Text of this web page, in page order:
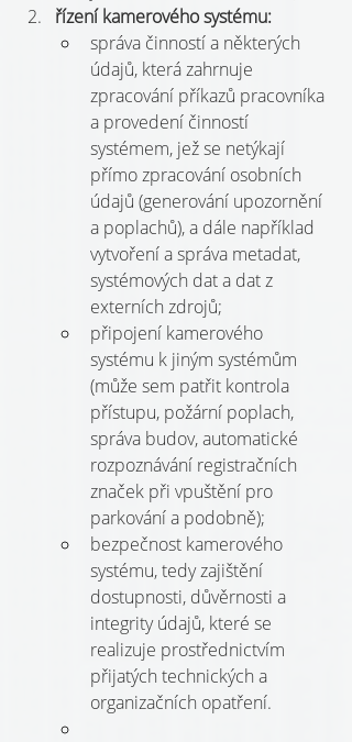
řízení kamerového systému:
správa činností a některých
údajů, která zahrnuje
zpracování příkazů pracovníka
a provedení činností
systémem, jež se netýkají
přímo zpracování osobních
údajů (generování upozornění
a poplachů), a dále například
vytvoření a správa metadat,
systémových dat a dat z
externích zdrojů;
připojení kamerového
systému k jiným systémům
(může sem patřit kontrola
přístupu, požární poplach,
správa budov, automatické
rozpoznávání registračních
značek při vpuštění pro
parkování a podobně);
bezpečnost kamerového
systému, tedy zajištění
dostupnosti, důvěrnosti a
integrity údajů, které se
realizuje prostřednictvím
přijatých technických a
organizačních opatření.